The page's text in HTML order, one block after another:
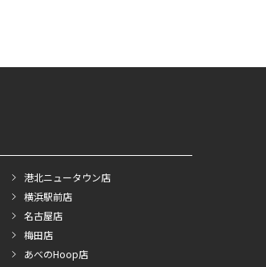
港北ニュータウン店
横浜駅前店
名古屋店
梅田店
あべのHoop店